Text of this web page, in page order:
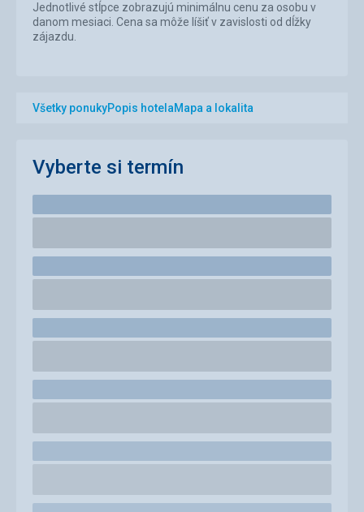
Jednotlivé stĺpce zobrazujú minimálnu cenu za osobu v
danom mesiaci. Cena sa môže líšiť v zavislosti od dĺžky
zájazdu.
Všetky ponukyPopis hotelaMapa a lokalita
Vyberte si termín